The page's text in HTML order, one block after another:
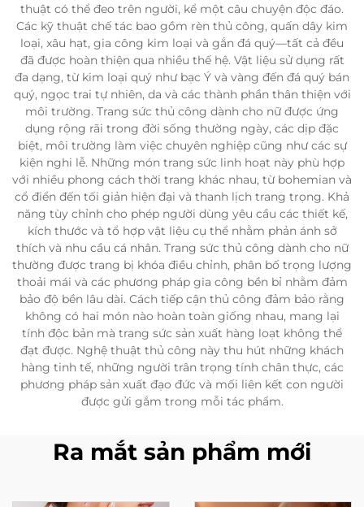
thuật có thể đeo trên người, kể một câu chuyện độc đáo.
Các kỹ thuật chế tác bao gồm rèn thủ công, quấn dây kim
loại, xâu hạt, gia công kim loại và gắn đá quý—tất cả đều
đã được hoàn thiện qua nhiều thế hệ. Vật liệu sử dụng rất
đa dạng, từ kim loại quý như bạc Ý và vàng đến đá quý bán
quý, ngọc trai tự nhiên, da và các thành phần thân thiện với
môi trường. Trang sức thủ công dành cho nữ được ứng
dụng rộng rãi trong đời sống thường ngày, các dịp đặc
biệt, môi trường làm việc chuyên nghiệp cũng như các sự
kiện nghi lễ. Những món trang sức linh hoạt này phù hợp
với nhiều phong cách thời trang khác nhau, từ bohemian và
cổ điển đến tối giản hiện đại và thanh lịch trang trọng. Khả
năng tùy chỉnh cho phép người dùng yêu cầu các thiết kế,
kích thước và tổ hợp vật liệu cụ thể nhằm phản ánh sở
thích và nhu cầu cá nhân. Trang sức thủ công dành cho nữ
thường được trang bị khóa điều chỉnh, phân bố trọng lượng
thoải mái và các phương pháp gia công bền bỉ nhằm đảm
bảo độ bền lâu dài. Cách tiếp cận thủ công đảm bảo rằng
không có hai món nào hoàn toàn giống nhau, mang lại
tính độc bản mà trang sức sản xuất hàng loạt không thể
đạt được. Nghệ thuật thủ công này thu hút những khách
hàng tinh tế, những người trân trọng tính chân thực, các
phương pháp sản xuất đạo đức và mối liên kết con người
được gửi gắm trong mỗi tác phẩm.
Ra mắt sản phẩm mới